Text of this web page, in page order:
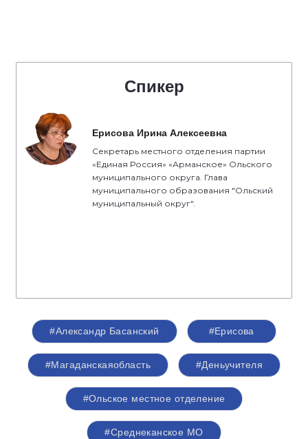
Спикер
Ерисова Ирина Алексеевна
Секретарь местного отделения партии
«Единая Россия» «Арманское» Ольского
муниципального округа. Глава
муниципального образования "Ольский
муниципальный округ".
#Александр Басанский #Ерисова
#Магаданскаяобласть #Деньучителя
#Ольское местное отделение
#Среднеканское МО